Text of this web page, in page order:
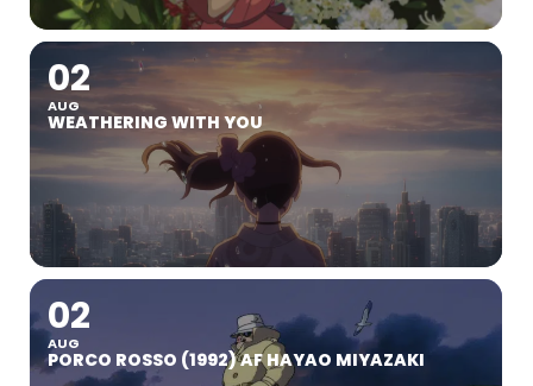
02
AUG
WEATHERING WITH YOU
02
AUG
PORCO ROSSO (1992) AF HAYAO MIYAZAKI